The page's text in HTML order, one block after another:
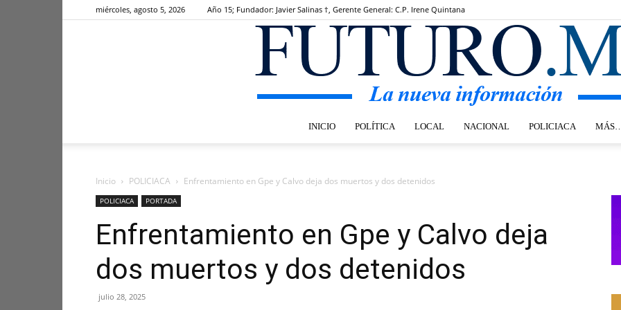
miércoles, agosto 5, 2026 Año 15; Fundador: Javier Salinas †, Gerente General: C.P. Irene Quintana
INICIO POLÍTICA LOCAL NACIONAL POLICIACA
Inicio POLICIACA Enfrentamiento en Gpe y Calvo deja dos muertos y dos detenidos
POLICIACA PORTADA
Enfrentamiento en Gpe y Calvo deja
dos muertos y dos detenidos
julio 28, 2025